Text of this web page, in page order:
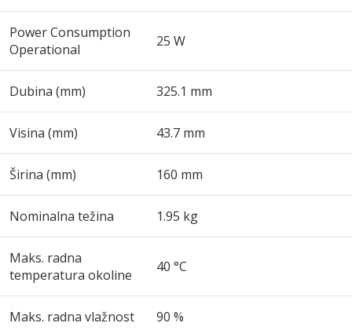
Power Consumption
Operational
25 W
Dubina (mm) 325.1 mm
Visina (mm) 43.7 mm
Širina (mm) 160 mm
Nominalna težina 1.95 kg
Maks. radna
temperatura okoline
40 °C
Maks. radna vlažnost 90 %